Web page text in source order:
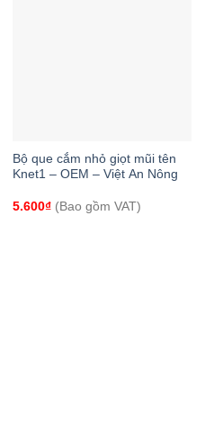
Bộ que cắm nhỏ giọt mũi tên
Knet1 – OEM – Việt An Nông
5.600₫(Bao gồm VAT)